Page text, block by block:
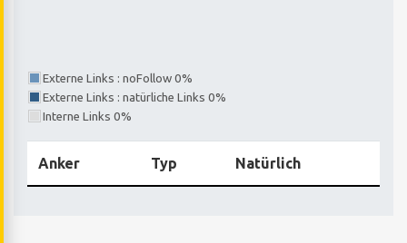
Externe Links : noFollow 0%
Externe Links : natürliche Links 0%
Interne Links 0%
Anker Typ Natürlich